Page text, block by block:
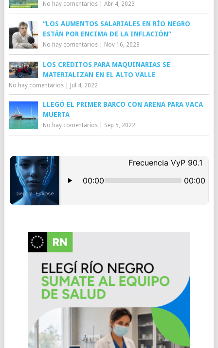
No hay comentarios| Abr 4, 2023
“LOS AUMENTOS SALARIALES EN RÍO NEGRO
ESTÁN POR ENCIMA DE LA INFLACIÓN”
No hay comentarios| Nov 16, 2023
LOS CRÉDITOS PARA MAQUINARIAS SE
MATERIALIZAN EN EL ALTO VALLE
No hay comentarios| Jul 4, 2022
LLEGÓ EL PRIMER BARCO CON ARENA PARA VACA
MUERTA
No hay comentarios| Sep 5, 2022